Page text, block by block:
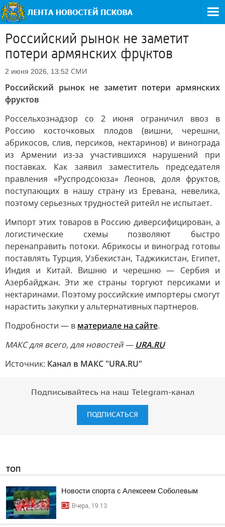
Российский рынок не заметит
потери армянских фруктов
2 июня 2026, 13:52 СМИ
Российский рынок не заметит потери армянских
фруктов
Россельхознадзор со 2 июня ограничил ввоз в
Россию косточковых плодов (вишни, черешни,
абрикосов, слив, персиков, нектаринов) и винограда
из Армении из-за участившихся нарушений при
поставках. Как заявил заместитель председателя
правления «Руспродсоюза» Леонов, доля фруктов,
поступающих в нашу страну из Еревана, невелика,
поэтому серьезных трудностей ритейл не испытает.
Импорт этих товаров в Россию диверсифицирован, а
логистические схемы позволяют быстро
перенаправить потоки. Абрикосы и виноград готовы
поставлять Турция, Узбекистан, Таджикистан, Египет,
Индия и Китай. Вишню и черешню — Сербия и
Азербайджан. Эти же страны торгуют персиками и
нектаринами. Поэтому российские импортеры смогут
нарастить закупки у альтернативных партнеров.
Подробности — в материале на сайте.
MAКС для всего, для новостей — URA.RU
Источник: Канал в МАКС "URA.RU"
Подписывайтесь на наш Telegram-канал
ПОДПИСАТЬСЯ
ТОП
Новости спорта с Алексеем Соболевым
Вчера, 19:13